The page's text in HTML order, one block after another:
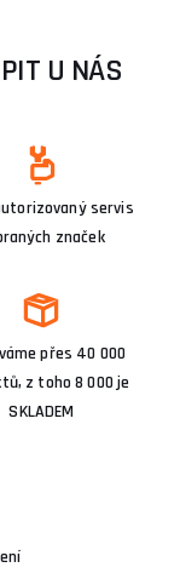
U NÁS
servis
značek
přes 40 000
z toho 8 000 je
SKLADEM